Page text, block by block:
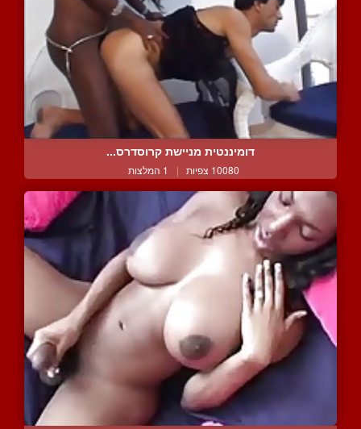
דומיננטית מניישת קרוסדרס...
10080 צפיות | 1 המלצות